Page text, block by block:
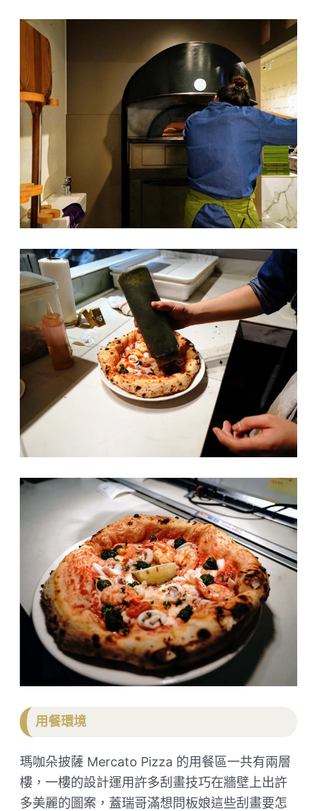
用餐環境
瑪咖朵披薩 Mercato Pizza 的用餐區一共有兩層
樓，一樓的設計運用許多刮畫技巧在牆壁上出許
多美麗的圖案，蓋瑞哥滿想問板娘這些刮畫要怎